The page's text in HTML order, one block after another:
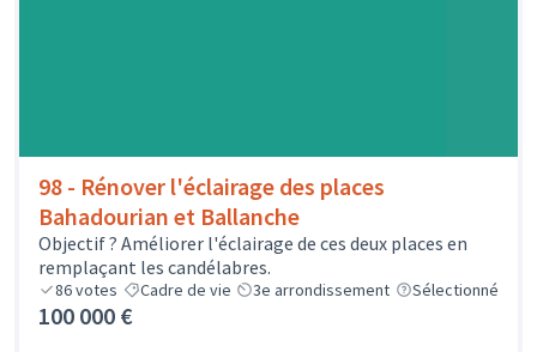
98 - Rénover l'éclairage des places
Bahadourian et Ballanche
Objectif ? Améliorer l'éclairage de ces deux places en
remplaçant les candélabres.
86votes Cadre de vie 3e arrondissement Sélectionné
100 000 €